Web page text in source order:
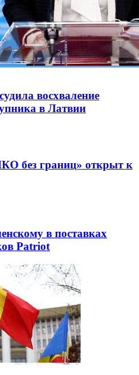
восхваление
в Латвии
без границ» открыт к
в поставках
Patriot